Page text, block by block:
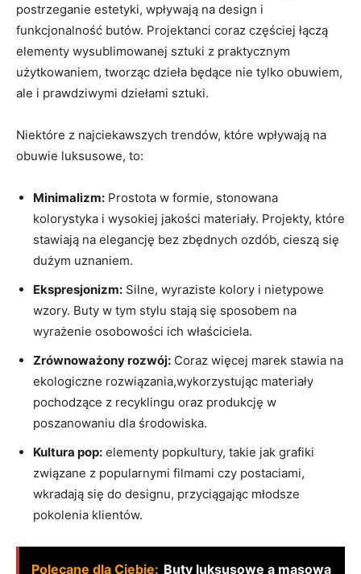
postrzeganie estetyki, wpływają na design i
funkcjonalność butów. Projektanci coraz częściej łączą
elementy wysublimowanej sztuki z praktycznym
użytkowaniem, tworząc dzieła będące nie tylko obuwiem,
ale i prawdziwymi dziełami sztuki.
Niektóre z najciekawszych trendów, które wpływają na
obuwie luksusowe, to:
Minimalizm: Prostota w formie, stonowana
kolorystyka i wysokiej jakości materiały. Projekty, które
stawiają na elegancję bez zbędnych ozdób, cieszą się
dużym uznaniem.
Ekspresjonizm: Silne, wyraziste kolory i nietypowe
wzory. Buty w tym stylu stają się sposobem na
wyrażenie osobowości ich właściciela.
Zrównoważony rozwój: Coraz więcej marek stawia na
ekologiczne rozwiązania,wykorzystując materiały
pochodzące z recyklingu oraz produkcję w
poszanowaniu dla środowiska.
Kultura pop: elementy popkultury, takie jak grafiki
związane z popularnymi filmami czy postaciami,
wkradają się do designu, przyciągając młodsze
pokolenia klientów.
Polecane dla Ciebie: Buty luksusowe a masowa